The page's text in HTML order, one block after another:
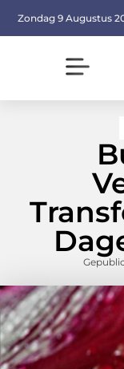
Zondag 9 Augustus